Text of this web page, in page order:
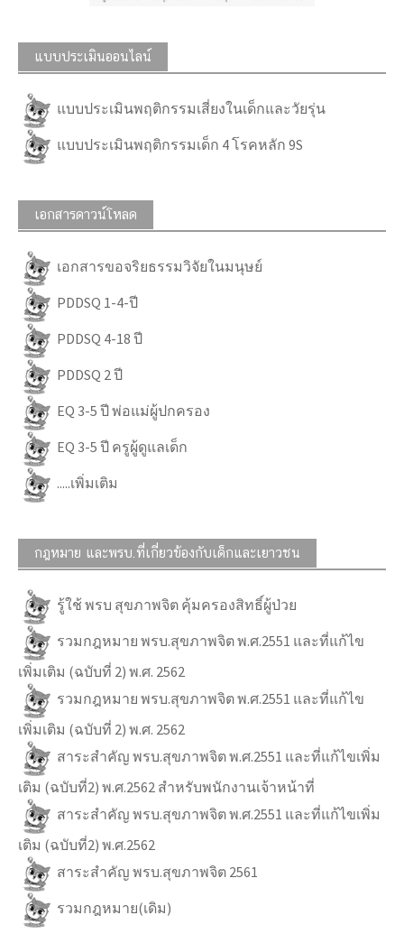
แบบประเมินออนไลน์
แบบประเมินพฤติกรรมเสี่ยงในเด็กและวัยรุ่น
แบบประเมินพฤติกรรมเด็ก 4 โรคหลัก 9S
เอกสารดาวน์โหลด
เอกสารขอจริยธรรมวิจัยในมนุษย์
PDDSQ 1-4-ปี
PDDSQ 4-18 ปี
PDDSQ 2 ปี
EQ 3-5 ปี พ่อแม่ผู้ปกครอง
EQ 3-5 ปี ครูผู้ดูแลเด็ก
.....เพิ่มเติม
กฎหมาย และพรบ.ที่เกี่ยวข้องกับเด็กและเยาวชน
รู้ใช้ พรบ สุขภาพจิต คุ้มครองสิทธิ์ผู้ป่วย
รวมกฎหมาย พรบ.สุขภาพจิต พ.ศ.2551 และที่แก้ไข
เพิ่มเติม (ฉบับที่ 2) พ.ศ. 2562
รวมกฎหมาย พรบ.สุขภาพจิต พ.ศ.2551 และที่แก้ไข
เพิ่มเติม (ฉบับที่ 2) พ.ศ. 2562
สาระสำคัญ พรบ.สุขภาพจิต พ.ศ.2551 และที่แก้ไขเพิ่ม
เติม (ฉบับที่2) พ.ศ.2562 สำหรับพนักงานเจ้าหน้าที่
สาระสำคัญ พรบ.สุขภาพจิต พ.ศ.2551 และที่แก้ไขเพิ่ม
เติม (ฉบับที่2) พ.ศ.2562
สาระสำคัญ พรบ.สุขภาพจิต 2561
รวมกฎหมาย(เดิม)